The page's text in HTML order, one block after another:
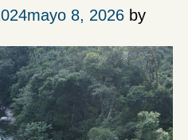
mayo 8, 2026 by